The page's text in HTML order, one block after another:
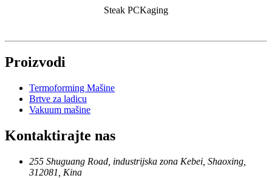
Steak PCKaging
Proizvodi
Termoforming Mašine
Brtve za ladicu
Vakuum mašine
Kontaktirajte nas
255 Shuguang Road, industrijska zona Kebei, Shaoxing,
312081, Kina